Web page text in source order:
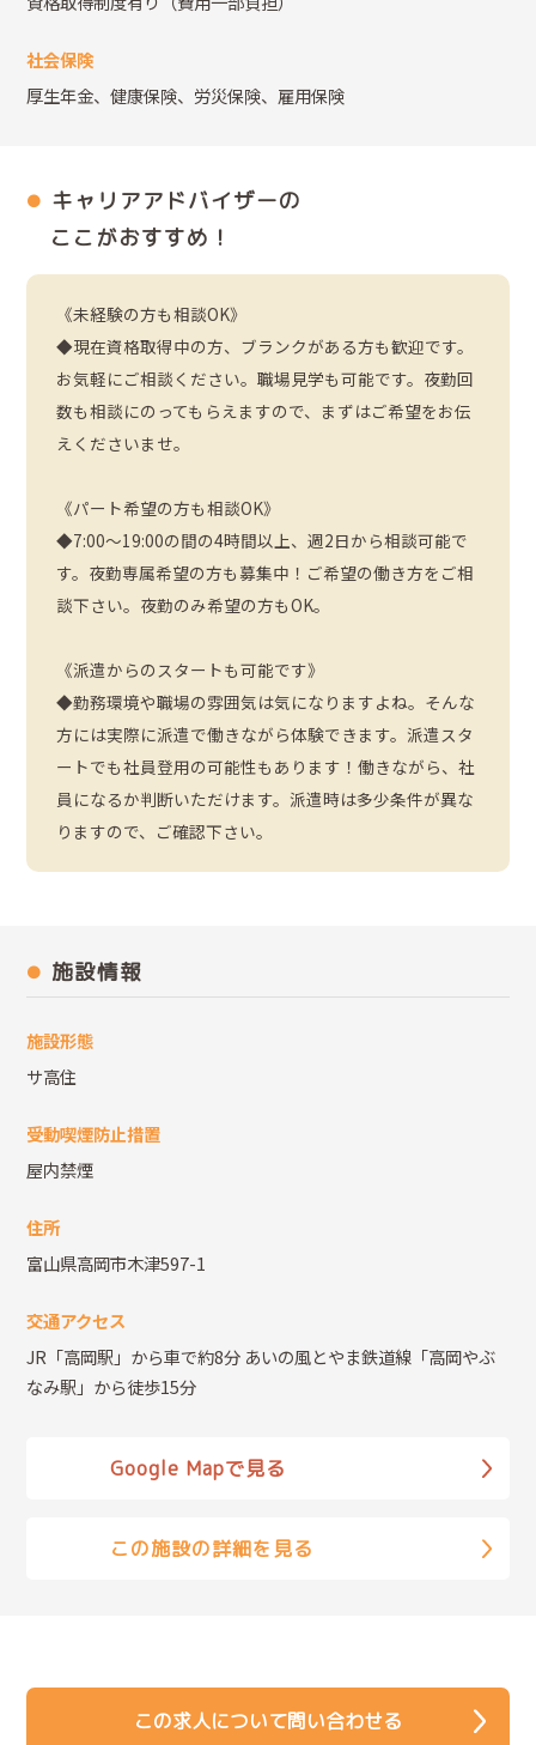
社会保険
厚生年金、健康保険、労災保険、雇用保険
キャリアアドバイザーの
ここがおすすめ！
《未経験の方も相談OK》
◆現在資格取得中の方、ブランクがある方も歓迎です。
お気軽にご相談ください。職場見学も可能です。夜勤回
数も相談にのってもらえますので、まずはご希望をお伝
えくださいませ。
《パート希望の方も相談OK》
◆7:00～19:00の間の4時間以上、週2日から相談可能で
す。夜勤専属希望の方も募集中！ご希望の働き方をご相
談下さい。夜勤のみ希望の方もOK。
《派遣からのスタートも可能です》
◆勤務環境や職場の雰囲気は気になりますよね。そんな
方には実際に派遣で働きながら体験できます。派遣スタ
ートでも社員登用の可能性もあります！働きながら、社
員になるか判断いただけます。派遣時は多少条件が異な
りますので、ご確認下さい。
施設情報
施設形態
サ高住
受動喫煙防止措置
屋内禁煙
住所
富山県高岡市木津597-1
交通アクセス
JR「高岡駅」から車で約8分 あいの風とやま鉄道線「高岡やぶ
なみ駅」から徒歩15分
Google Mapで見る
この施設の詳細を見る
この求人について問い合わせる